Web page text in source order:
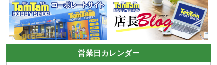
営業日カレンダー